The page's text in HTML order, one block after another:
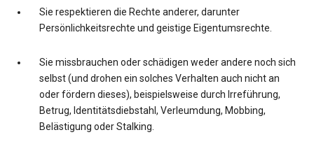
Sie respektieren die Rechte anderer, darunter
Persönlichkeitsrechte und geistige Eigentumsrechte.
Sie missbrauchen oder schädigen weder andere noch sich
selbst (und drohen ein solches Verhalten auch nicht an
oder fördern dieses), beispielsweise durch Irreführung,
Betrug, Identitätsdiebstahl, Verleumdung, Mobbing,
Belästigung oder Stalking.